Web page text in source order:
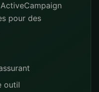
pour des
outil